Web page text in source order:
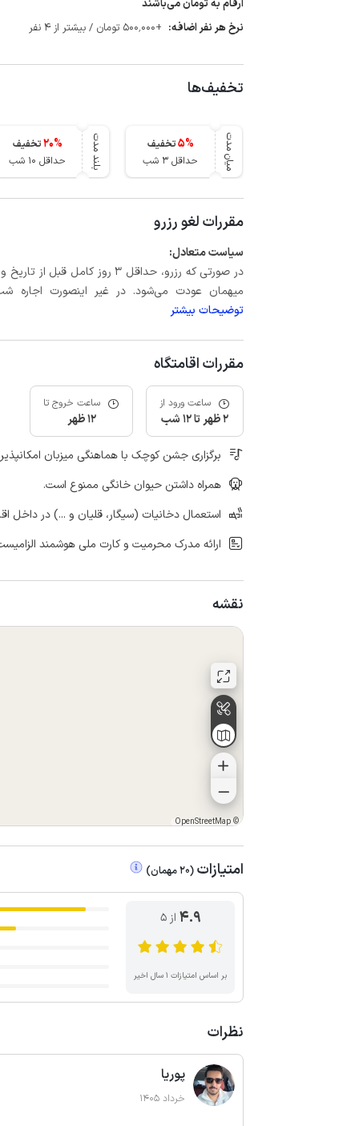
ارقام به تومان می‌باشند
نرخ هر نفر اضافه: +500٬000 تومان / بیشتر از 4 نفر
تخفیف‌ها
میان مدت 5%
تخفیف
حداقل 3 شب
بلند مدت 20%
تخفیف
حداقل 10 شب
مقررات لغو رزرو
سیاست متعادل:
میهمان عودت می‌شود. در غیر اینصورت اجاره شب اول بعلاوه حداکثر 15
توضیحات بیشتر
مقررات اقامتگاه
ساعت ورود از
2 ظهر تا 12 شب
ساعت خروج تا
12 ظهر
برگزاری جشن کوچک با هماهنگی میزبان
همراه داشتن حیوان خانگی ممنوع است.
استعمال دخانیات (سیگار، قلیان و ...) در داخل
ارائه مدرک محرمیت و کارت ملی هوشمند
نقشه
©
OpenStreetMap
امتیازات (
20مهمان)
4.9 از ۵
بر اساس امتیازات ۱ سال اخیر
نظرات
پوریا
خرداد 1405